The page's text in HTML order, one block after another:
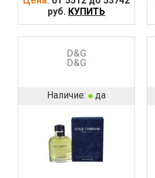
руб. КУПИТЬ
D&G
D&G
Наличие: да